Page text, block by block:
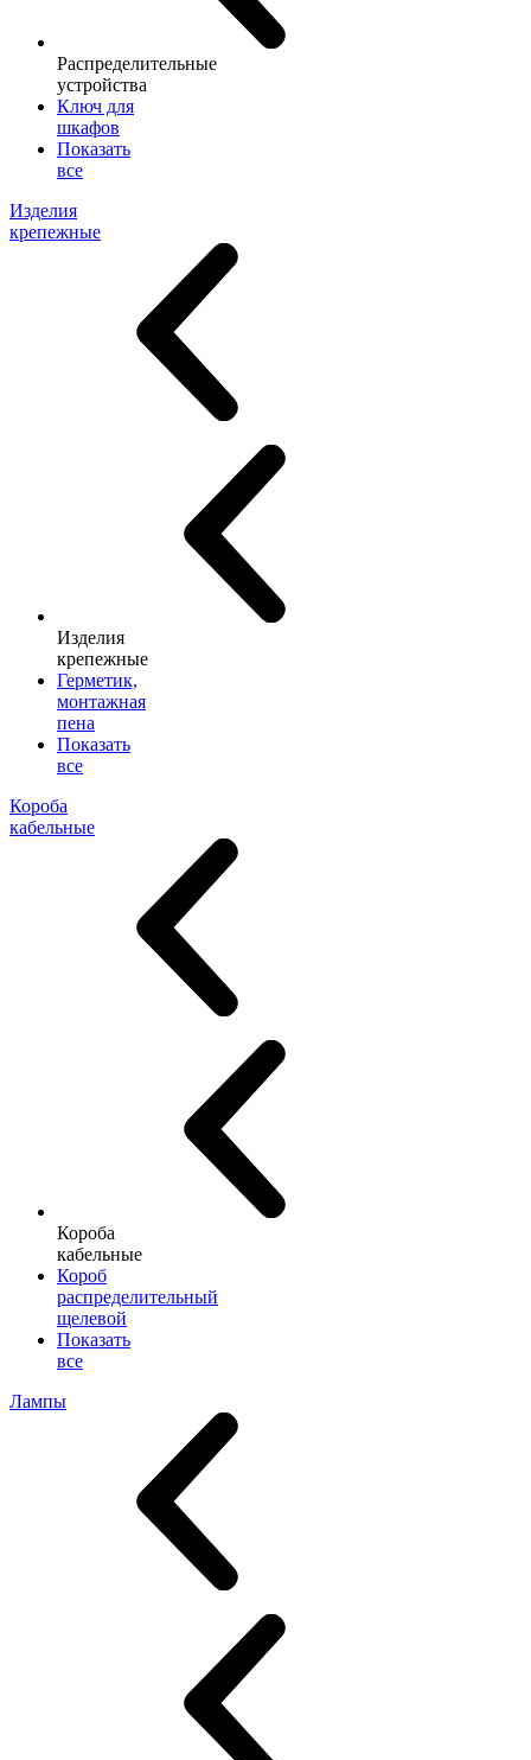
Распределительные
устройства
Ключ для
шкафов
Показать
все
Изделия
крепежные
Изделия
крепежные
Герметик,
монтажная
пена
Показать
все
Короба
кабельные
Короба
кабельные
Короб
распределительный
щелевой
Показать
все
Лампы